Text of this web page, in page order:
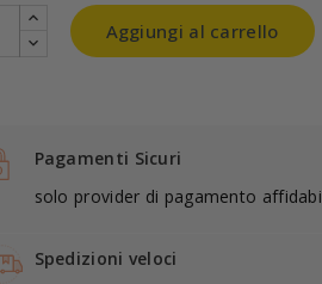
Aggiungi al carrello
Pagamenti Sicuri
solo provider di pagamento
Spedizioni veloci